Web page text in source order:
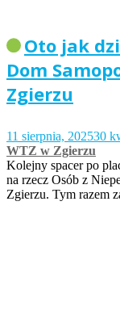
Oto jak
Dom
Zgierzu
11 sierpnia, 202530
WTZ w Zgierzu
Kolejny spacer po
na rzecz Osób z
Zgierzu. Tym razem